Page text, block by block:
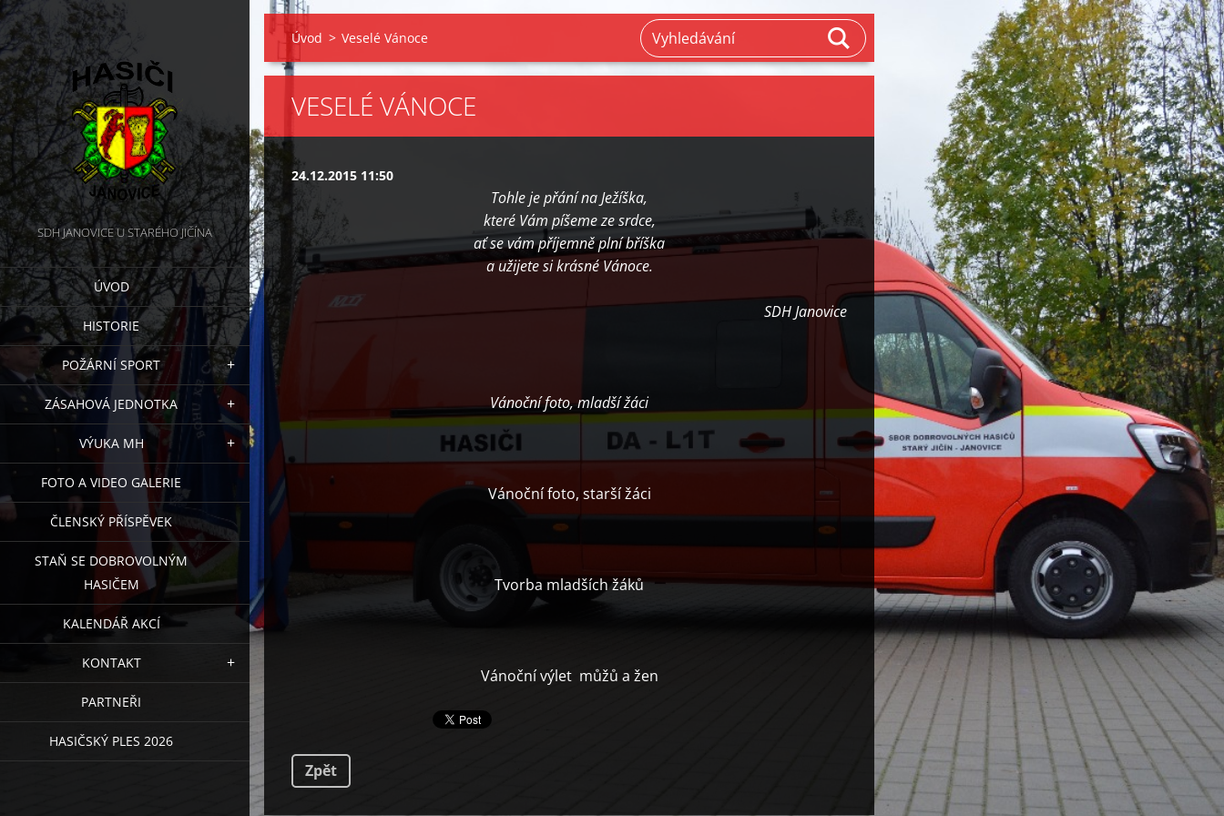
SDH JANOVICE U STARÉHO JIČÍNA
ÚVOD
HISTORIE
POŽÁRNÍ SPORT
ZÁSAHOVÁ JEDNOTKA
VÝUKA MH
FOTO A VIDEO GALERIE
ČLENSKÝ PŘÍSPĚVEK
STAŇ SE DOBROVOLNÝM
HASIČEM
KALENDÁŘ AKCÍ
KONTAKT
PARTNEŘI
HASIČSKÝ PLES 2026
Úvod > Veselé Vánoce
VESELÉ VÁNOCE
24.12.2015 11:50
Tohle je přání na Ježíška,
které Vám píšeme ze srdce,
ať se vám příjemně plní bříška
a užijete si krásné Vánoce.
SDH Janovice
Vánoční foto, mladší žáci
Vánoční foto, starší žáci
Tvorba mladších žáků
Vánoční výlet můžů a žen
Zpět